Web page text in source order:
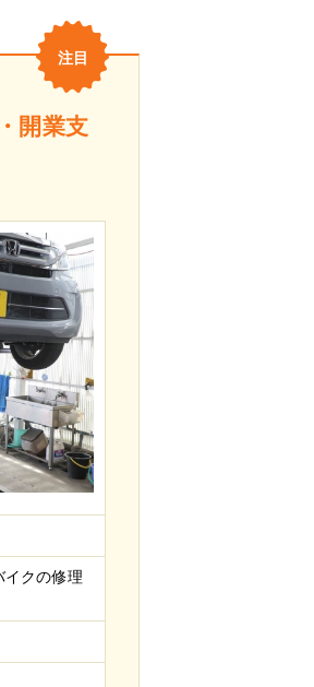
開業支
クの修理